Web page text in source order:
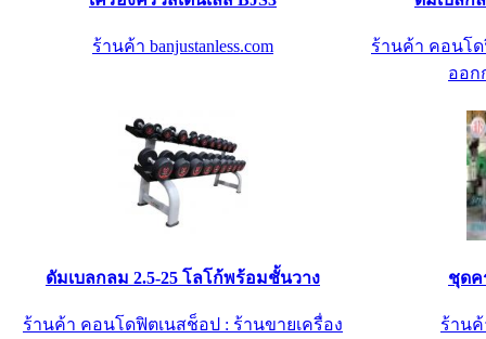
ร้านค้า banjustanless.com
ร้านค้า คอนโด
ออก
ดัมเบลกลม 2.5-25 โลโก้พร้อมชั้นวาง
ร้านค้า คอนโดฟิตเนสช็อป : ร้านขายเครื่อง
ชุดค
ร้านค้